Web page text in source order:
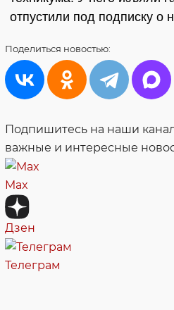
отпустили под подписку о
Поделиться новостью:
Подпишитесь на наши
важные и интересные
Max
Дзен
Телеграм